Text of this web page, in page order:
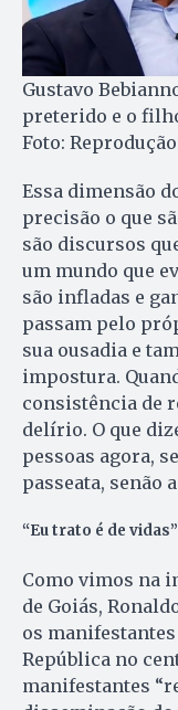
Gustavo
preterido e o
Foto: Reprodução
Essa dimensão
precisão o que
são discursos
um mundo que
são infladas e
passam pelo
sua ousadia e
impostura.
consistência de
delírio. O que
pessoas agora,
passeata, senão
“Eu trato é de vidas”
Como vimos na
de Goiás,
os
República no
manifestantes